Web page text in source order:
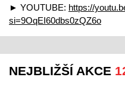
► YOUTUBE: https://
si=9OqEI60dbs0zQZ6o
NEJBLIŽŠÍ AKCE